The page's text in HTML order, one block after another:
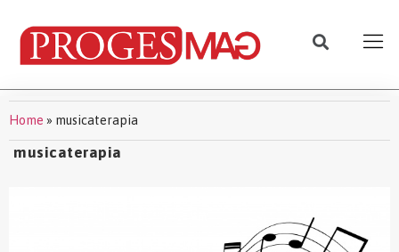
Home » musicaterapia
musicaterapia